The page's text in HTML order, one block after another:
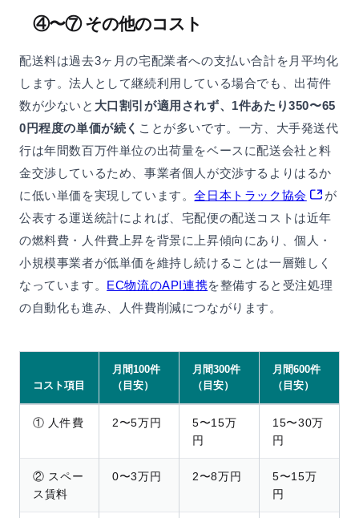
④〜⑦ その他のコスト
配送料は過去3ヶ月の宅配業者への支払い合計を月平均化
します。法人として継続利用している場合でも、出荷件
数が少ないと 大口割引が適用されず、1件あたり350〜65
0円程度の単価が続く ことが多いです。一方、大手発送代
行は年間数百万件単位の出荷量をベースに配送会社と料
金交渉しているため、事業者個人が交渉するよりはるか
に低い単価を実現しています。全日本トラック協会
が
公表する運送統計によれば、宅配便の配送コストは近年
の燃料費・人件費上昇を背景に上昇傾向にあり、個人・
小規模事業者が低単価を維持し続けることは一層難しく
なっています。 EC物流のAPI連携を整備すると受注処理
の自動化も進み、人件費削減につながります。
コスト項目
月間100件
（目安）
月間300件
（目安）
月間600件
（目安）
① 人件費 2〜5万円
5〜15万
円
15〜30万
円
② スペー
ス賃料
0〜3万円 2〜8万円
5〜15万
円